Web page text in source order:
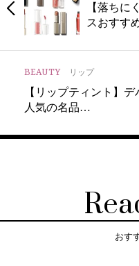
【落ちに
スおすす
BEAUTY リップ
【リップティント】
人気の名品…
おす